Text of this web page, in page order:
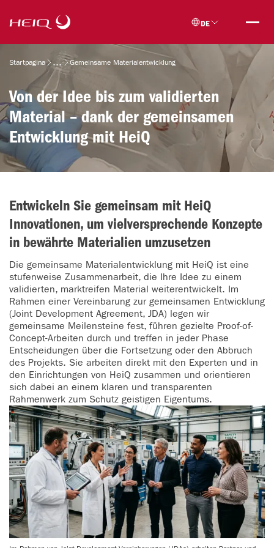
main
content
DE
Breadcrumb
Startpagina Gemeinsame Materialentwicklung
Von der Idee bis zum validierten
Material – dank der gemeinsamen
Entwicklung mit HeiQ
Entwickeln Sie gemeinsam mit HeiQ
Innovationen, um vielversprechende Konzepte
in bewährte Materialien umzusetzen
Die gemeinsame Materialentwicklung mit HeiQ ist eine
stufenweise Zusammenarbeit, die Ihre Idee zu einem
validierten, marktreifen Material weiterentwickelt. Im
Rahmen einer Vereinbarung zur gemeinsamen Entwicklung
(Joint Development Agreement, JDA) legen wir
gemeinsame Meilensteine fest, führen gezielte Proof-of-
Concept-Arbeiten durch und treffen in jeder Phase
Entscheidungen über die Fortsetzung oder den Abbruch
des Projekts. Sie arbeiten direkt mit den Experten und in
den Einrichtungen von HeiQ zusammen und orientieren
sich dabei an einem klaren und transparenten
Rahmenwerk zum Schutz geistigen Eigentums.